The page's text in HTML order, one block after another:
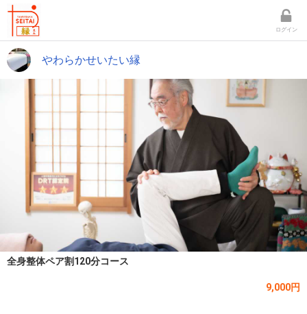
ログイン
やわらかせいたい縁
全身整体ペア割120分コース
9,000円